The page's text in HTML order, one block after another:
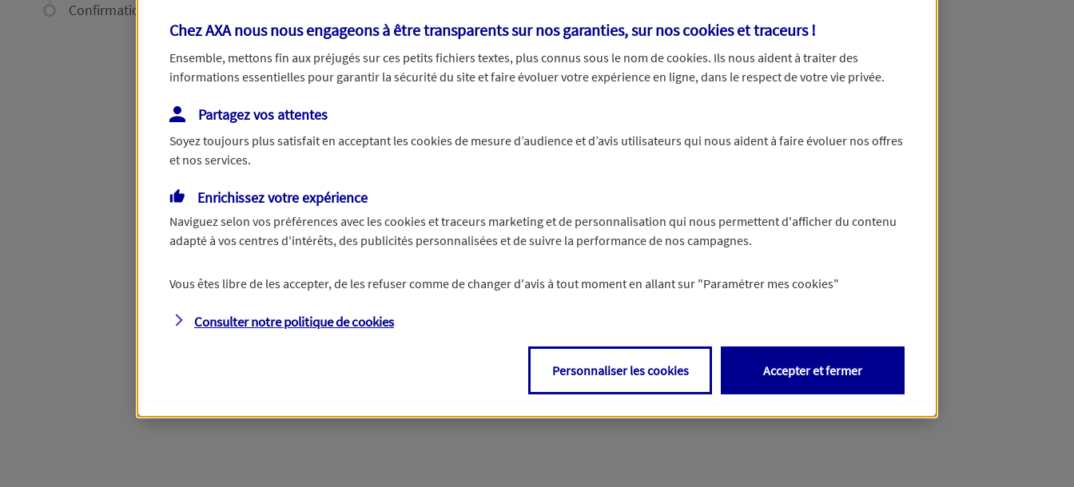
Confirmation
Votre message :
Vous disposez de droits sur les informations vous concernant. Pour plus d’informations,
Chez AXA nous nous engageons à être transparents sur nos garanties, sur noscookies et traceurs!
Ensemble, mettons fin aux préjugés sur ces petits fichiers textes, plus connus sous le nom decookies. Ils nous aident à traiter des
informations essentielles pour garantir la sécurité du site et faire évoluer votre expérience en ligne, dans le respect de votre vie privée.
Partagez vos attentes
Soyez toujours plus satisfait en acceptant les cookies de mesure d’audience et d’avis utilisateurs qui nous aident à faire évoluer nos offres
et nos services.
Enrichissez votre expérience
Naviguez selon vos préférences avec les cookies et traceurs marketing et de personnalisation qui nous permettent d'afficher du contenu
adapté à vos centres d'intérêts, des publicités personnalisées et de suivre la performance de nos campagnes.
Vous êtes libre de les accepter, de les refuser comme de changer d'avis à tout moment en allant sur "Paramétrer mes cookies"
Consulter notre politique decookies
Personnaliser les cookies Accepter et fermer